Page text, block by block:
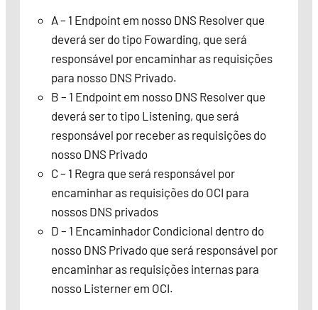
A – 1 Endpoint em nosso DNS Resolver que
deverá ser do tipo Fowarding, que será
responsável por encaminhar as requisições
para nosso DNS Privado.
B – 1 Endpoint em nosso DNS Resolver que
deverá ser to tipo Listening, que será
responsável por receber as requisições do
nosso DNS Privado
C – 1 Regra que será responsável por
encaminhar as requisições do OCI para
nossos DNS privados
D – 1 Encaminhador Condicional dentro do
nosso DNS Privado que será responsável por
encaminhar as requisições internas para
nosso Listerner em OCI.